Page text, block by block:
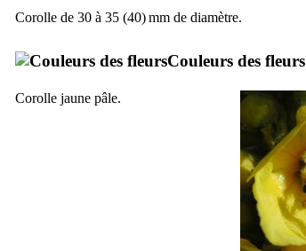
Corolle de 30 à 35 (40) mm de diamètre.
Couleurs des fleurs
Corolle jaune pâle.